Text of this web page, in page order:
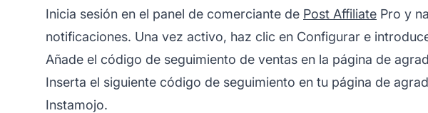
Inicia sesión en el panel de comerciante de Post Affiliate Pro y
notificaciones. Una vez activo, haz clic en Configurar e
Añade el código de seguimiento de ventas en la página de
Inserta el siguiente código de seguimiento en tu página de
Instamojo.